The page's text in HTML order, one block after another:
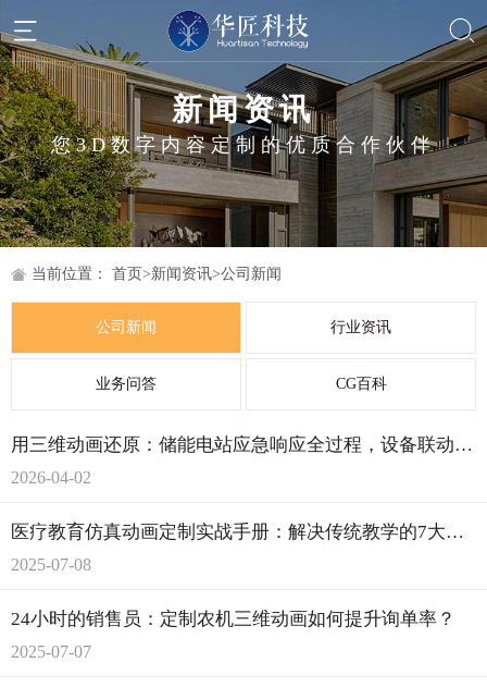
新闻资讯
您3D数字内容定制的优质合作伙伴
当前位置： 首页>新闻资讯>公司新闻
公司新闻 行业资讯
业务问答 CG百科
用三维动画还原：储能电站应急响应全过程，设备联动可视化展示
2026-04-02
医疗教育仿真动画定制实战手册：解决传统教学的7大痛点
2025-07-08
24小时的销售员：定制农机三维动画如何提升询单率？
2025-07-07